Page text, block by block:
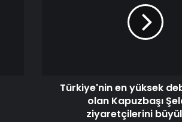
Türkiye'nin en yüksek
olan Kapuzbaşı
ziyaretçilerini